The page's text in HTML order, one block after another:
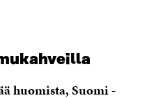
huomista, Suomi -